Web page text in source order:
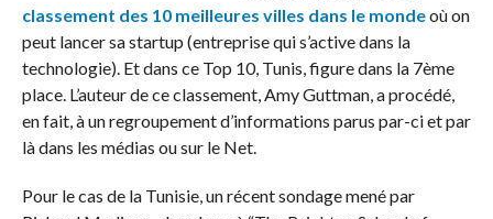
classement des 10 meilleures villes dans le mondeoù on
peut lancer sa startup (entreprise qui s’active dans la
technologie). Et dans ce Top 10, Tunis, figure dans la 7ème
place. L’auteur de ce classement, Amy Guttman, a procédé,
en fait, à un regroupement d’informations parus par-ci et par
là dans les médias ou sur le Net.
Pour le cas de la Tunisie, un récent sondage mené par